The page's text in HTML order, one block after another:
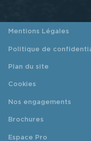
Mentions Légales
Politique de
Plan du site
Cookies
Nos engagements
Brochures
Espace Pro